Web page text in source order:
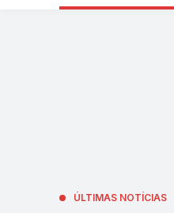
ÚLTIMAS NOTÍCIAS